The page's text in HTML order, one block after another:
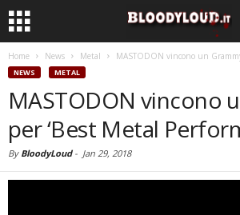
Home News Metal MASTODON vincono un
NEWS METAL
MASTODON vincono
per ‘Best Metal
By BloodyLoud- Jan 29, 2018